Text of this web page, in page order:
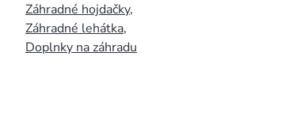
Záhradné hojdačky,
Záhradné lehátka,
Doplnky na záhradu